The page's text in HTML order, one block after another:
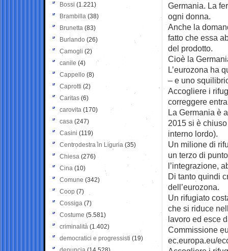
Germania. La
ogni donna.
Anche la
fatto che essa
del prodotto.
Cioè la
L’eurozona ha
– e uno
Accogliere i
correggere
La Germania è
2015 si è
interno lordo).
Un milione di
un terzo di
l’integrazione,
Di tanto quindi
dell’eurozona.
Un rifugiato
che si riduce
lavoro ed esce
Commissione
ec.europa.eu/
Bossi (1.221)
Brambilla (38)
Brunetta (83)
Burlando (26)
Camogli (2)
canile (4)
Cappello (8)
Caprotti (2)
Caritas (6)
carovita (170)
casa (247)
Casini (119)
Centrodestra in Liguria (35)
Chiesa (276)
Cina (10)
Comune (342)
Coop (7)
Cossiga (7)
Costume (5.581)
criminalità (1.402)
democratici e progressisti (19)